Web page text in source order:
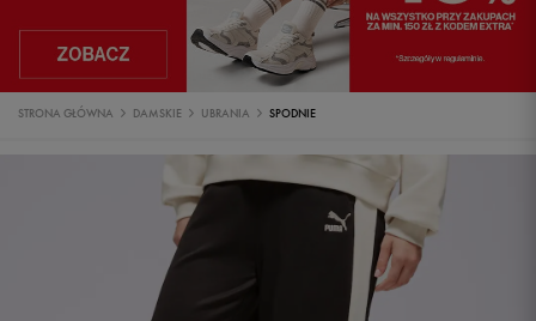
STRONA GŁÓWNA DAMSKIE UBRANIA SPODNIE